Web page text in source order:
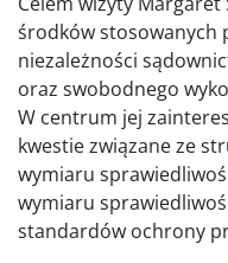
środków stosowanych
niezależności
oraz swobodnego
W centrum jej
kwestie związane ze
wymiaru
wymiaru
standardów ochrony